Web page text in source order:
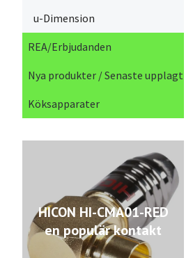
u-Dimension
REA/Erbjudanden
Nya produkter / Senaste upplagt
Köksapparater
HICON HI-CMA01-RED
en populär kontakt